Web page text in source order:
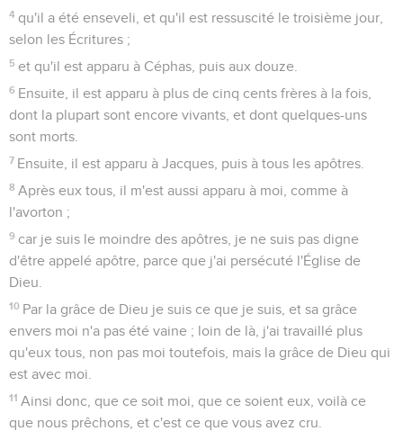
4 qu'il a été enseveli, et qu'il est ressuscité le troisième jour,
selon les Écritures ;
5 et qu'il est apparu à Céphas, puis aux douze.
6 Ensuite, il est apparu à plus de cinq cents frères à la fois,
dont la plupart sont encore vivants, et dont quelques-uns
sont morts.
7 Ensuite, il est apparu à Jacques, puis à tous les apôtres.
8 Après eux tous, il m'est aussi apparu à moi, comme à
l'avorton ;
9 car je suis le moindre des apôtres, je ne suis pas digne
d'être appelé apôtre, parce que j'ai persécuté l'Église de
Dieu.
10 Par la grâce de Dieu je suis ce que je suis, et sa grâce
envers moi n'a pas été vaine ; loin de là, j'ai travaillé plus
qu'eux tous, non pas moi toutefois, mais la grâce de Dieu qui
est avec moi.
11 Ainsi donc, que ce soit moi, que ce soient eux, voilà ce
que nous prêchons, et c'est ce que vous avez cru.